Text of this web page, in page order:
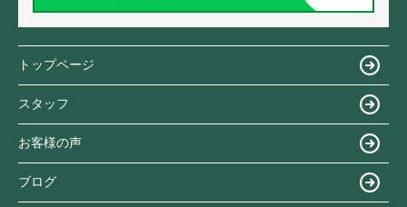
トップページ
スタッフ
お客様の声
ブログ